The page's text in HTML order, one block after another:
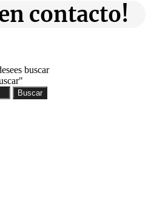
contacto!
buscar
Buscar